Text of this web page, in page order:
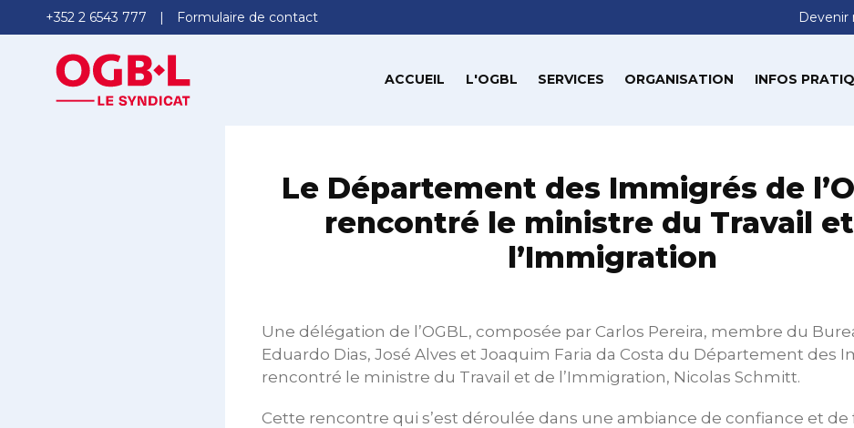
+352 2 6543 777 Formulaire de contact Devenir
ACCUEIL L'OGBL SERVICES ORGANISATION INFOS
Le Département des Immigrés de
rencontré le ministre du Travail
l’Immigration
Une délégation de l’OGBL, composée par Carlos Pereira, membre du
Eduardo Dias, José Alves et Joaquim Faria da Costa du Département des
rencontré le ministre du Travail et de l’Immigration, Nicolas Schmitt.
Cette rencontre qui s’est déroulée dans une ambiance de confiance et de